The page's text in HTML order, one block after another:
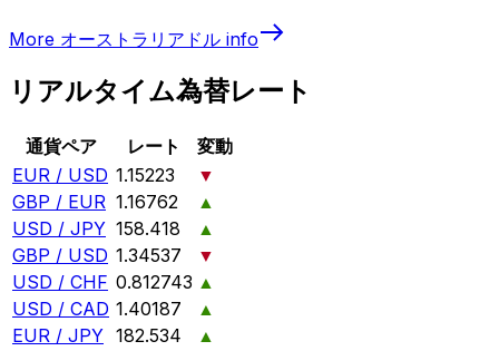
More オーストラリアドル info
リアルタイム為替レート
通貨ペア レート
変動
EUR / USD 1.15223
▼
GBP / EUR 1.16762
▲
USD / JPY 158.418
▲
GBP / USD 1.34537
▼
USD / CHF 0.812743 ▲
USD / CAD 1.40187
▲
EUR / JPY 182.534
▲